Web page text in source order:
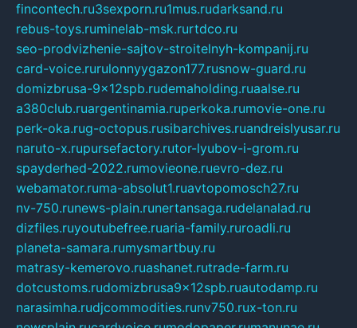
fincontech.ru3sexporn.ru1mus.rudarksand.ru
rebus-toys.ruminelab-msk.rurtdco.ru
seo-prodvizhenie-sajtov-stroitelnyh-kompanij.ru
card-voice.rurulonnyygazon177.rusnow-guard.ru
domizbrusa-9x12spb.rudemaholding.ruaalse.ru
a380club.ruargentinamia.ruperkoka.rumovie-one.ru
perk-oka.rug-octopus.rusibarchives.ruandreislyusar.ru
naruto-x.rupursefactory.rutor-lyubov-i-grom.ru
spayderhed-2022.rumovieone.ruevro-dez.ru
webamator.ruma-absolut1.ruavtopomosch27.ru
nv-750.runews-plain.runertansaga.rudelanalad.ru
dizfiles.ruyoutubefree.ruaria-family.ruroadli.ru
planeta-samara.rumysmartbuy.ru
matrasy-kemerovo.ruashanet.rutrade-farm.ru
dotcustoms.rudomizbrusa9x12spb.ruautodamp.ru
narasimha.rudjcommodities.runv750.rux-ton.ru